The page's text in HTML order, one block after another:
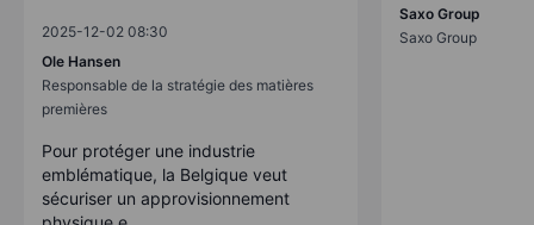
2025-12-02 08:30
Ole Hansen
Responsable de la stratégie des matières
premières
Pour protéger une industrie
emblématique, la Belgique veut
sécuriser un approvisionnement
Saxo Group
Saxo Group